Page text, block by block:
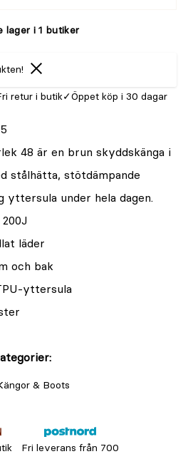
lager i 1 butiker
retur i butik Öppet köp i 30 dagar
48 är en brun skyddskänga i
stålhätta, stötdämpande
yttersula under hela dagen.
läder
och bak
yttersula
& Boots
Fri leverans från 700